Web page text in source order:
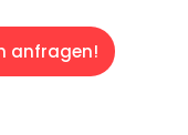
anfragen!